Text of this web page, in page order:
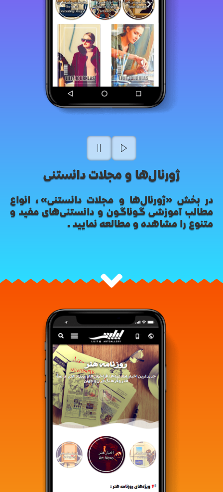
ژورنال‌ها و مجلات دانستنی
در بخش «ژورنال‌ها و مجلات دانستنی»، انواع
مطالب آموزشی گوناگون و دانستنی‌های مفید و
متنوع را مشاهده و مطالعه نمایید.